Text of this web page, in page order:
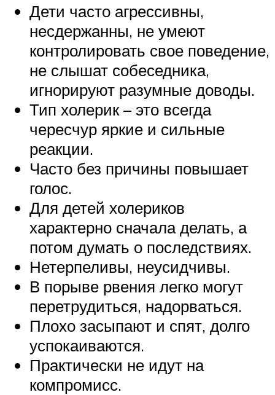
Дети часто агрессивны,
несдержанны, не умеют
контролировать свое поведение,
не слышат собеседника,
игнорируют разумные доводы.
Тип холерик – это всегда
чересчур яркие и сильные
реакции.
Часто без причины повышает
голос.
Для детей холериков
характерно сначала делать, а
потом думать о последствиях.
Нетерпеливы, неусидчивы.
В порыве рвения легко могут
перетрудиться, надорваться.
Плохо засыпают и спят, долго
успокаиваются.
Практически не идут на
компромисс.